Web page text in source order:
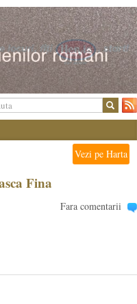
Vezi pe Harta
Fina
Fara comentarii